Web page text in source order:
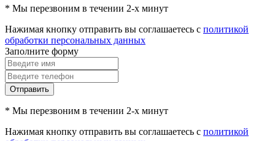
* Мы перезвоним в течении 2-х минут
Нажимая кнопку отправить вы соглашаетесь с политикой
обработки персональных данных
Заполните форму
Отправить
* Мы перезвоним в течении 2-х минут
Нажимая кнопку отправить вы соглашаетесь с политикой